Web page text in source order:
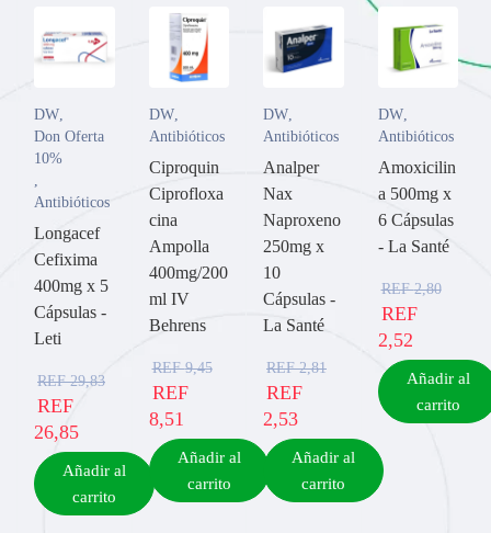
DW
Don Oferta
10%
Antibióticos
Longacef
Cefixima
400mg x 5
Cápsulas -
Leti
REF29,83
REF
26,85
Añadir al
carrito
DW,
Antibióticos
Ciproquin
Ciprofloxa
cina
Ampolla
400mg/200
ml IV
Behrens
REF9,45
REF
8,51
Añadir al
carrito
DW
Antibióticos
Analper
Nax
Naproxeno
250mg x
10
Cápsulas -
La Santé
REF2,81
REF
2,53
Añadir al
carrito
DW,
Antibióticos
Amoxicilin
a 500mg x
6 Cápsulas
- La Santé
REF2,80
REF
2,52
Añadir al
carrito